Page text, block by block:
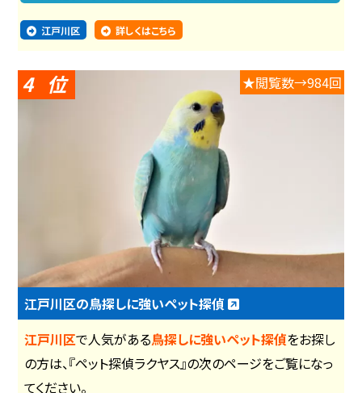
江戸川区 詳しくはこちら
4 ★閲覧数→984回
江戸川区の鳥探しに強いペット探偵
江戸川区で人気がある鳥探しに強いペット探偵をお探し
の方は、『ペット探偵ラクヤス』の次のページをご覧になっ
てください。